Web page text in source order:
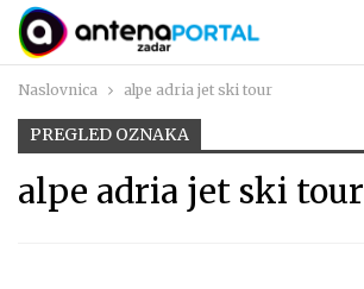
Naslovnica alpe adria jet ski tour
PREGLED OZNAKA
alpe adria jet ski tour